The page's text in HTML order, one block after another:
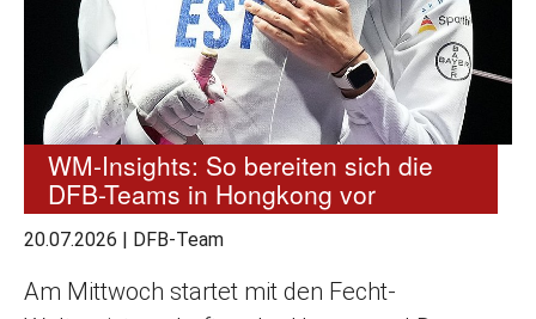
WM-Insights: So bereiten sich die
DFB-Teams in Hongkong vor
20.07.2026 | DFB-Team
Am Mittwoch startet mit den Fecht-